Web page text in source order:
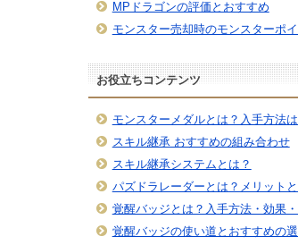
MPドラゴンの評価とおすすめ
モンスター売却時のモンスターポ
お役立ちコンテンツ
モンスターメダルとは？入手方法は
スキル継承 おすすめの組み合わせ
スキル継承システムとは？
パズドラレーダーとは？メリット
覚醒バッジとは？入手方法・効果
覚醒バッジの使い道とおすすめの